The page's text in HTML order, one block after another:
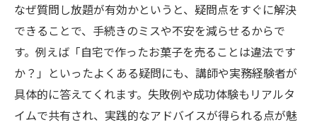
なぜ質問し放題が有効かというと、疑問点をすぐに解決
できることで、手続きのミスや不安を減らせるからで
す。例えば「自宅で作ったお菓子を売ることは違法です
か？」といったよくある疑問にも、講師や実務経験者が
具体的に答えてくれます。失敗例や成功体験もリアルタ
イムで共有され、実践的なアドバイスが得られる点が魅